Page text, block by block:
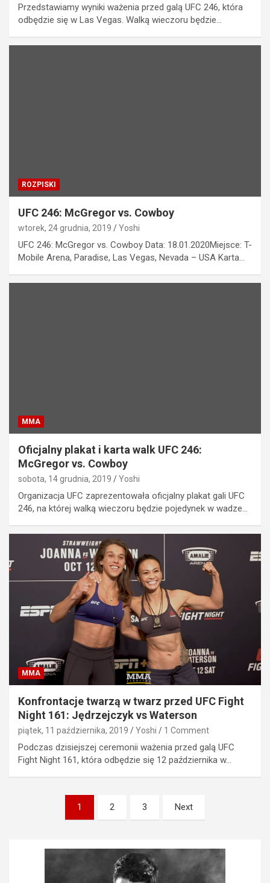
Przedstawiamy wyniki ważenia przed galą UFC 246, która
odbędzie się w Las Vegas. Walką wieczoru będzie…
ROZPISKI
UFC 246: McGregor vs. Cowboy
wtorek, 24 grudnia, 2019 Yoshi
UFC 246: McGregor vs. Cowboy Data: 18.01.2020Miejsce: T-
Mobile Arena, Paradise, Las Vegas, Nevada – USA Karta…
MMA
Oficjalny plakat i karta walk UFC 246:
McGregor vs. Cowboy
sobota, 14 grudnia, 2019 Yoshi
Organizacja UFC zaprezentowała oficjalny plakat gali UFC
246, na której walką wieczoru będzie pojedynek w wadze…
MMA
Konfrontacje twarzą w twarz przed UFC Fight
Night 161: Jędrzejczyk vs Waterson
piątek, 11 października, 2019 Yoshi 1 Comment
Podczas dzisiejszej ceremonii ważenia przed galą UFC
Fight Night 161, która odbędzie się 12 października w…
Stronicowanie
1 2 3 Next